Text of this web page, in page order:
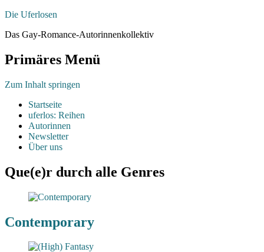
Die Uferlosen
Das Gay-Romance-Autorinnenkollektiv
Primäres Menü
Zum Inhalt springen
Startseite
uferlos: Reihen
Autorinnen
Newsletter
Über uns
Que(e)r durch alle Genres
Contemporary